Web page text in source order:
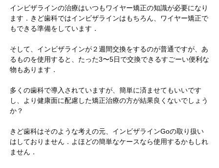
インビザラインの治療はいつもワイヤー矯正の知識が必要になり
ます．きど歯科ではインビザラインはもちろん、ワイヤー矯正で
もできる準備をしています．
そして、インビザラインが２週間交換をするのが普通ですが、あ
るものを使用すると、たった3〜5日で交換できるすごーい便利な
物もあります．
多くの歯科で導入されていますが、簡単に済ませてもいいです
し、より健康面に配慮した矯正治療の方が結果良くないでしょう
か？
きど歯科はそのような考えの元、インビザラインGoの取り扱い
はしておりません．よほどの簡単なケースなら使用するかもしれ
ません．